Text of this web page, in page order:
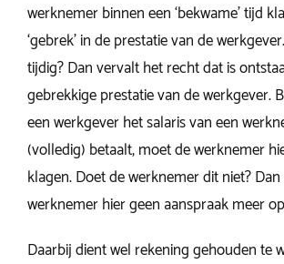
werknemer binnen een ‘bekwame’ tijd
‘gebrek’ in de prestatie van de
tijdig? Dan vervalt het recht dat is
gebrekkige prestatie van de werkgever.
een werkgever het salaris van een
(volledig) betaalt, moet de werknemer
klagen. Doet de werknemer dit niet?
werknemer hier geen aanspraak meer
Daarbij dient wel rekening gehouden te